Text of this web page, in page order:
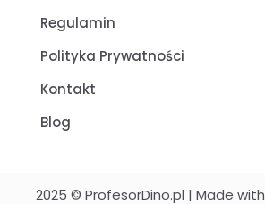
Regulamin
Polityka Prywatności
Kontakt
Blog
2025 © ProfesorDino.pl | Made with